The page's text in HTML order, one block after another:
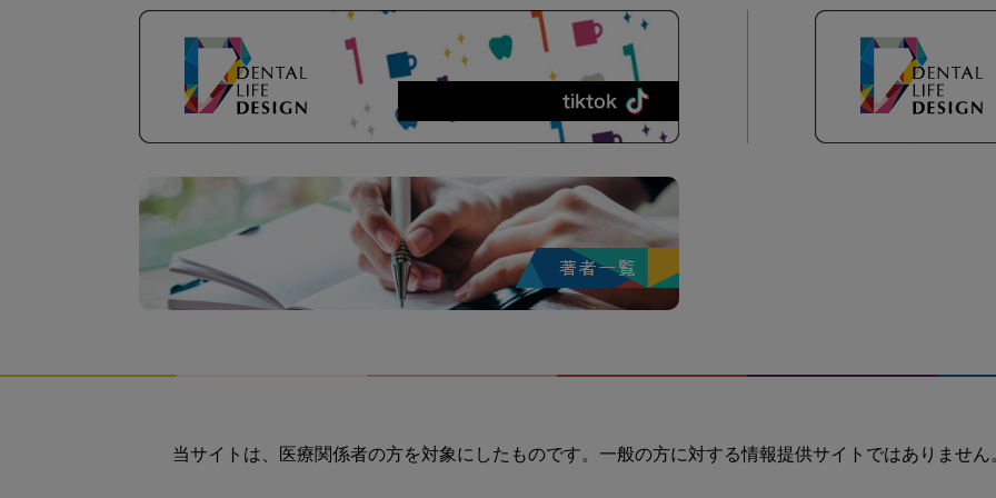
当サイトは、医療関係者の方を対象にしたものです。一般の方に対する情報提供サイトではありません